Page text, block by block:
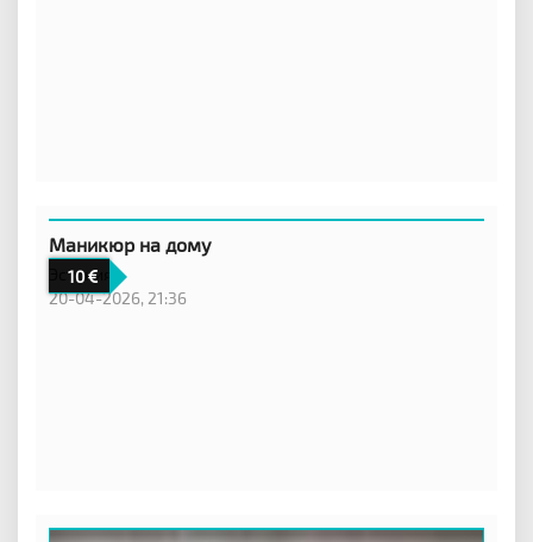
10
Маникюр на дому
Эстония,
20-04-2026, 21:36